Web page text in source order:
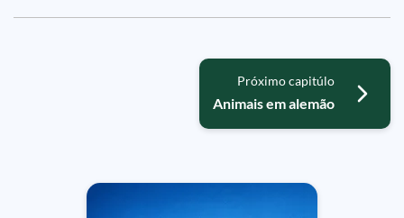
Próximo capitúlo
Animais em alemão